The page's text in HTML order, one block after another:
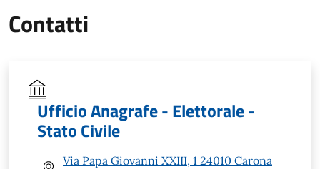
Contatti
Ufficio Anagrafe - Elettorale -
Stato Civile
Via Papa Giovanni XXIII, 1 24010 Carona